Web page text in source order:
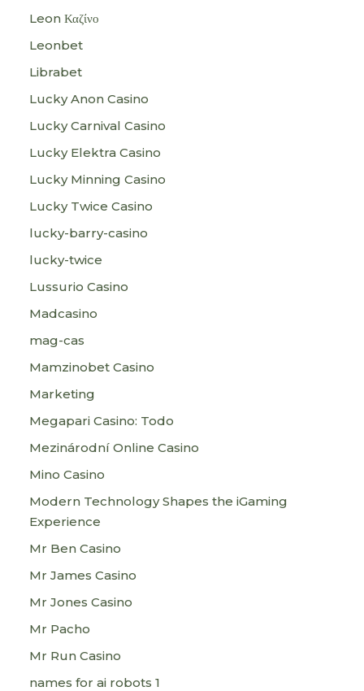
Leon Καζίνο
Leonbet
Librabet
Lucky Anon Casino
Lucky Carnival Casino
Lucky Elektra Casino
Lucky Minning Casino
Lucky Twice Casino
lucky-barry-casino
lucky-twice
Lussurio Casino
Madcasino
mag-cas
Mamzinobet Casino
Marketing
Megapari Casino: Todo
Mezinárodní Online Casino
Mino Casino
Modern Technology Shapes the iGaming
Experience
Mr Ben Casino
Mr James Casino
Mr Jones Casino
Mr Pacho
Mr Run Casino
names for ai robots 1